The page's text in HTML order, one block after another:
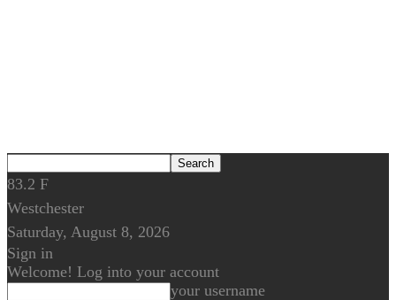
83.2 F
Westchester
Saturday, August 8, 2026
Sign in
Welcome! Log into your account
your username